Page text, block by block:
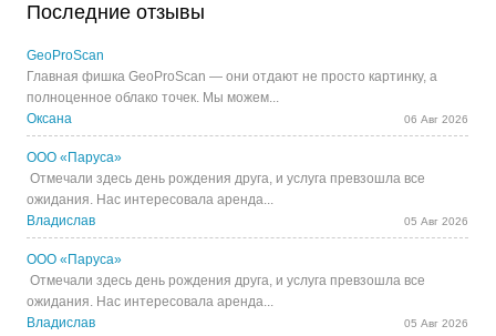
Последние отзывы
GeoProScan
Главная фишка GeoProScan — они отдают не просто картинку, а
полноценное облако точек. Мы можем...
Оксана
06 Авг 2026
ООО «Паруса»
Отмечали здесь день рождения друга, и услуга превзошла все
ожидания. Нас интересовала аренда...
Владислав
05 Авг 2026
ООО «Паруса»
Отмечали здесь день рождения друга, и услуга превзошла все
ожидания. Нас интересовала аренда...
Владислав
05 Авг 2026